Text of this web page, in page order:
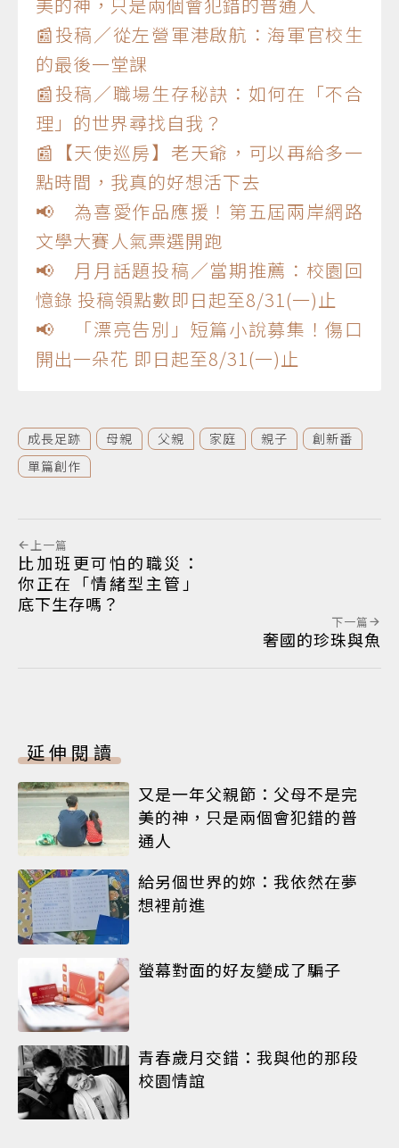
📰投稿／從左營軍港啟航：海軍官校生
的最後一堂課
📰投稿／職場生存秘訣：如何在「不合
理」的世界尋找自我？
📰【天使巡房】老天爺，可以再給多一
點時間，我真的好想活下去
📢 為喜愛作品應援！第五屆兩岸網路
文學大賽人氣票選開跑
📢 月月話題投稿／當期推薦：校園回
憶錄 投稿領點數即日起至8/31(一)止
📢 「漂亮告別」短篇小說募集！傷口
開出一朵花 即日起至8/31(一)止
成長足跡 母親 父親 家庭 親子
創新番
單篇創作
上一篇
比加班更可怕的職災：
你正在「情緒型主管」
底下生存嗎？
下一篇
奢國的珍珠與魚
延伸閱讀
又是一年父親節：父母不是完
美的神，只是兩個會犯錯的普
通人
給另個世界的妳：我依然在夢
想裡前進
螢幕對面的好友變成了騙子
青春歲月交錯：我與他的那段
校園情誼